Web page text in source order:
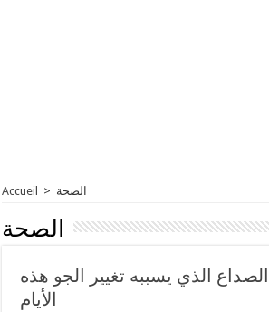
Accueil > الصحة
الصحة
الذي يسببه تغيير الجو هذه
الأيام